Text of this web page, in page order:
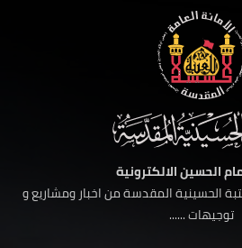
الحسين الالكترونية
الحسينية المقدسة من اخبار ومشاريع و
توجيهات ......